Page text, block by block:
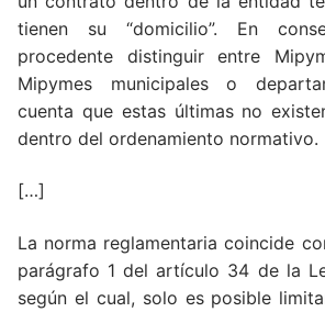
tienen su “domicilio”. En
procedente distinguir entre
Mipymes municipales o
cuenta que estas últimas no
dentro del ordenamiento normativo.
[…]
La norma reglamentaria coincide
parágrafo 1 del artículo 34 de la
según el cual, solo es posible